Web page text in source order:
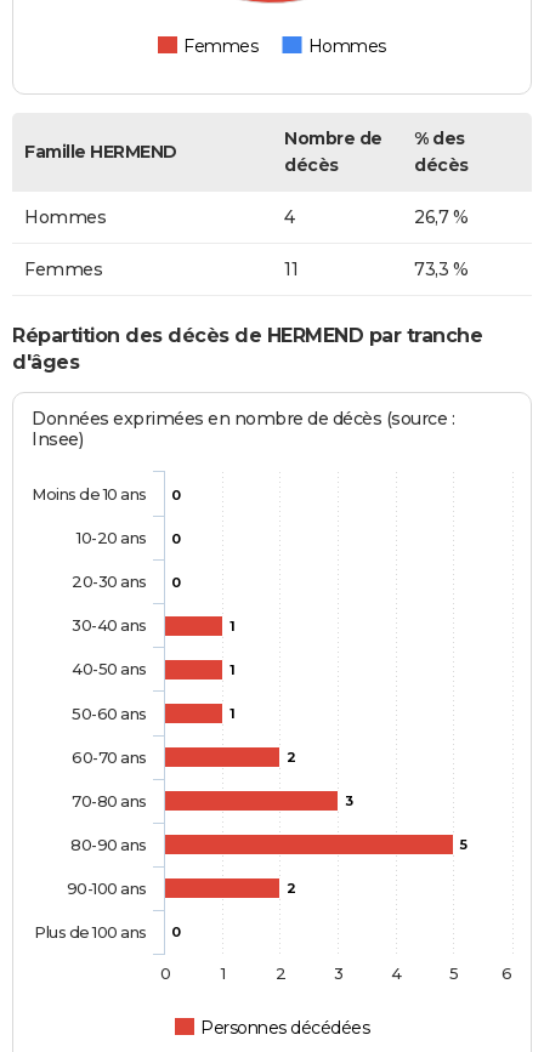
Femmes Hommes
Famille HERMEND
Nombre de
décès
% des
décès
Hommes 4 26,7 %
Femmes 11 73,3 %
Répartition des décès de HERMEND par tranche
d'âges
Données exprimées en nombre de décès (source :
Insee)
0
0
0
1
1
1
2
3
5
2
0
Personnes décédées
Moins de 10 ans
10-20 ans
20-30 ans
30-40 ans
40-50 ans
50-60 ans
60-70 ans
70-80 ans
80-90 ans
90-100 ans
Plus de 100 ans
0 1 2 3 4 5 6